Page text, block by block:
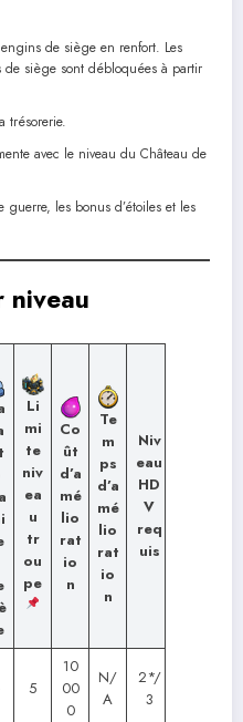
de siège en renfort. Les
de siège sont débloquées à partir
trésorerie.
avec le niveau du Château de
guerre, les bonus d’étoiles et les
niveau
Li
mi
te
niv
ea
u
tr
ou
pe
Co
ût
d’a
mé
lio
rat
io
n
Te
m
ps
d’a
mé
lio
rat
io
n
Niv
eau
HD
V
req
uis
5
10
00
0
N/
A
2*/
3